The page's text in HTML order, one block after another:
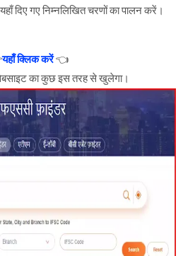
दिए गए निम्नलिखित चरणों का पालन करें।
यहाँक्लिक करें👈
का कुछ इस तरह से खुलेगा।